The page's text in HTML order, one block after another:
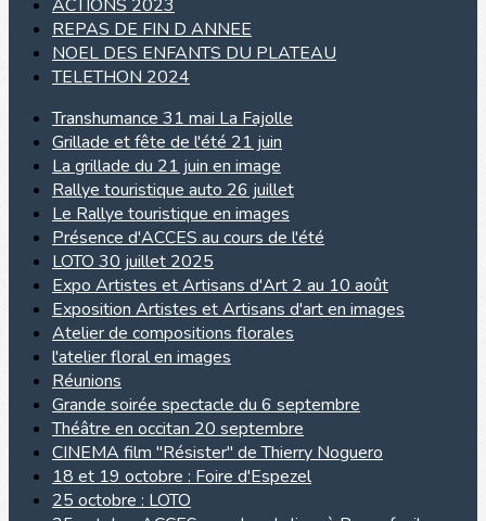
ACTIONS 2023
REPAS DE FIN D ANNEE
NOEL DES ENFANTS DU PLATEAU
TELETHON 2024
Transhumance 31 mai La Fajolle
Grillade et fête de l'été 21 juin
La grillade du 21 juin en image
Rallye touristique auto 26 juillet
Le Rallye touristique en images
Présence d'ACCES au cours de l'été
LOTO 30 juillet 2025
Expo Artistes et Artisans d'Art 2 au 10 août
Exposition Artistes et Artisans d'art en images
Atelier de compositions florales
l'atelier floral en images
Réunions
Grande soirée spectacle du 6 septembre
Théâtre en occitan 20 septembre
CINEMA film "Résister" de Thierry Noguero
18 et 19 octobre : Foire d'Espezel
25 octobre : LOTO